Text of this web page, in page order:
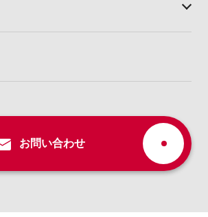
お問い合わせ